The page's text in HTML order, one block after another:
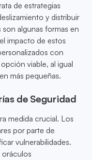
de estrategias
y distribuir
algunas formas en
impacto de estos
con
viable, al igual
más pequeñas.
de Seguridad
medida crucial. Los
por parte de
vulnerabilidades.
oráculos